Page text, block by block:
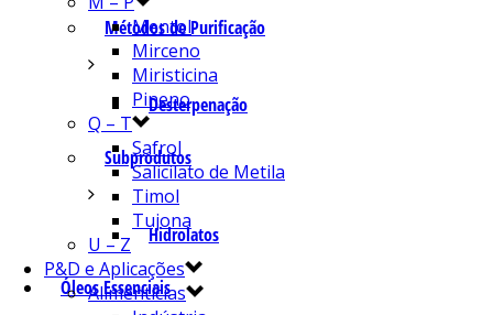
Métodos de Purificação
Desterpenação
Subprodutos
Hidrolatos
Óleos Essenciais
Mentol
Mirceno
Miristicina
Pineno
Q – T
Safrol
Salicilato de Metila
Timol
Tujona
U – Z
P&D e Aplicações
Alimentícias